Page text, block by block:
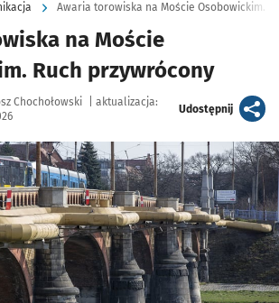
Awaria torowiska na Moście Osobowickim.
na Moście
Ruch przywrócony
Chochołowski
aktualizacja:
Udostępnijartykuł
galerię